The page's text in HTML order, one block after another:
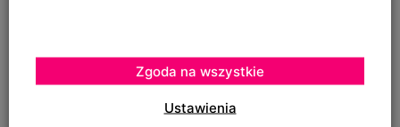
sprzedaż materiałów wyjściowych np. róż w „pakietach”, czyli
odmian starych (niechronionych) z chronionymi, bez
pobieranie od wszystkich odmian opłat licencyjnych. W
Ustawienia
Zgoda na wszystkie